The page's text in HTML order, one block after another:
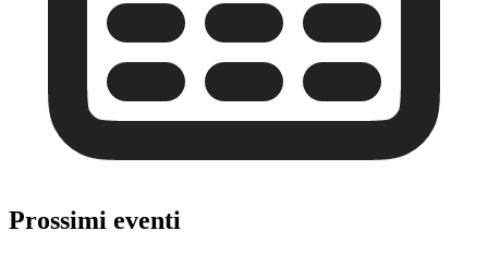
Prossimi eventi